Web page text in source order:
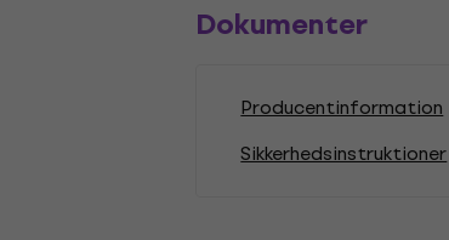
Dokumenter
Producentinformation
Sikkerhedsinstruktioner